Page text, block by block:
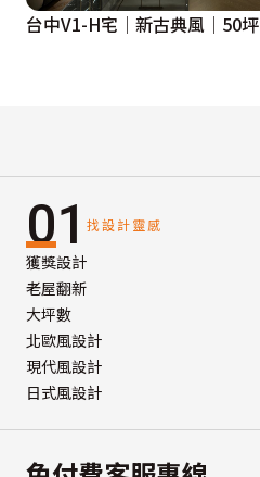
台中V1-H宅│新古典風│50坪
01 找設計靈感
獲獎設計
老屋翻新
大坪數
北歐風設計
現代風設計
日式風設計